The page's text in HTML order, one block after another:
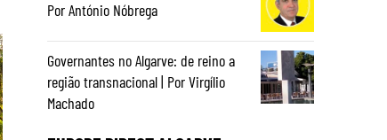
Por António Nóbrega
Governantes no Algarve: de reino a
região transnacional | Por Virgílio
Machado